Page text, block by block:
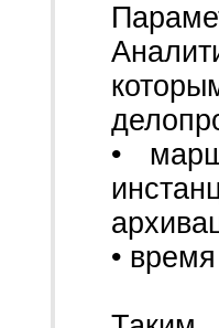
•
•